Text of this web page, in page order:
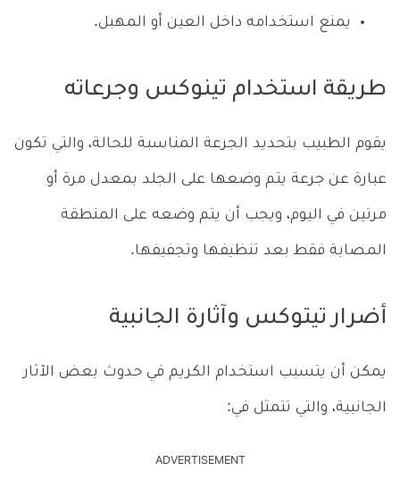
يمنع استخدامه داخل العين أو المهبل.
طريقة استخدام تينوكس وجرعاته
يقوم الطبيب بتحديد الجرعة المناسبة للحالة، والتي تكون
عبارة عن جرعة يتم وضعها على الجلد بمعدل مرة أو
مرتين في اليوم، ويجب أن يتم وضعه على المنطقة
المصابة فقط بعد تنظيفها وتجفيفها.
أضرار تيتوكس وآثارة الجانبية
يمكن أن يتسبب استخدام الكريم في حدوث بعض الآثار
الجانبية، والتي تتمثل في:
ADVERTISEMENT